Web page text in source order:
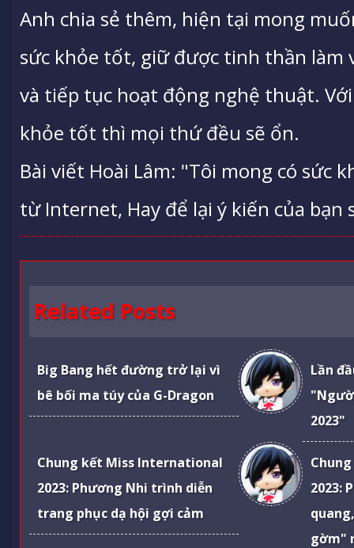
Anh chia sẻ thêm, hiện tại mong
sức khỏe tốt, giữ được tinh thần làm
và tiếp tục hoạt động nghệ thuật. Với
khỏe tốt thì mọi thứ đều sẽ ổn.
Bài viết Hoài Lâm: "Tôi mong có sức
từ Internet, Hay để lại ý kiến của bạn
Related Posts
Big Bang hết đường trở lại vì
bê bối ma túy của G-Dragon
Lần
2023"
Chung kết Miss International
2023: Phương Nhi trình diễn
trang phục dạ hội gợi cảm
2023:
gờm"